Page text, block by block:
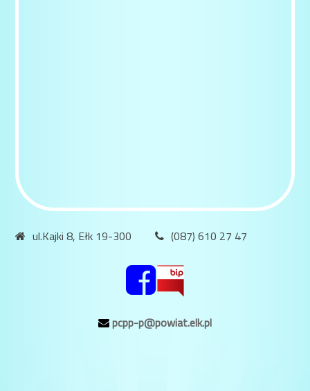
ul.Kajki 8, Ełk 19-300 (087) 610 27 47
pcpp-p@powiat.elk.pl